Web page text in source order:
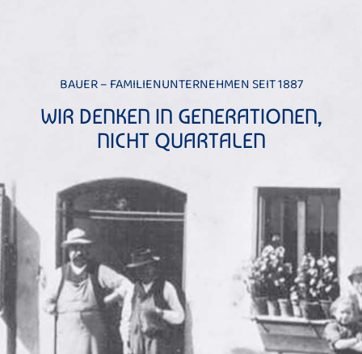
BAUER – FAMILIENUNTERNEHMEN SEIT 1887
WIR DENKEN IN GENERATIONEN,
NICHT QUARTALEN